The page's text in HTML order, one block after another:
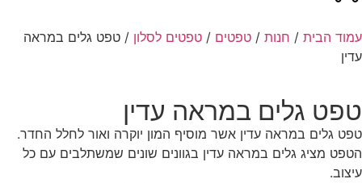
הבית/חנות/טפטים/טפטים לסלון/ טפט גלים במראה
גלים במראה עדין
גלים במראה עדין אשר מוסיף המון יוקרה ואור לחלל החדר.
מציג גלים במראה עדין בגוונים שונים שמשתלבים עם כל